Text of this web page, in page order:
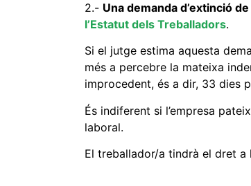
2.- Una demanda d’extinció
l’Estatut dels Treballadors.
Si el jutge estima aquesta
més a percebre la mateixa
improcedent, és a dir, 33 dies
És indiferent si l’empresa
laboral.
El treballador/a tindrà el dret